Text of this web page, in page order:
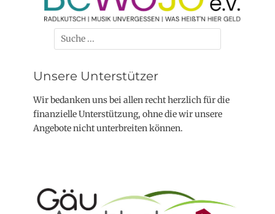
Suchen
nach:
Unsere Unterstützer
Wir bedanken uns bei allen recht herzlich für die
finanzielle Unterstützung, ohne die wir unsere
Angebote nicht unterbreiten können.